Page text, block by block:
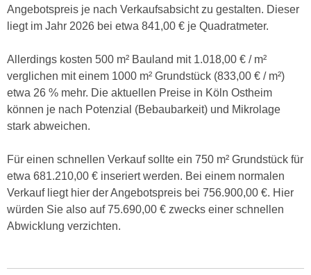
Angebotspreis je nach Verkaufsabsicht zu gestalten. Dieser
liegt im Jahr 2026 bei etwa 841,00 € je Quadratmeter.
Allerdings kosten 500 m² Bauland mit 1.018,00 € / m²
verglichen mit einem 1000 m² Grundstück (833,00 € / m²)
etwa 26 % mehr. Die aktuellen Preise in Köln Ostheim
können je nach Potenzial (Bebaubarkeit) und Mikrolage
stark abweichen.
Für einen schnellen Verkauf sollte ein 750 m² Grundstück für
etwa 681.210,00 € inseriert werden. Bei einem normalen
Verkauf liegt hier der Angebotspreis bei 756.900,00 €. Hier
würden Sie also auf 75.690,00 € zwecks einer schnellen
Abwicklung verzichten.